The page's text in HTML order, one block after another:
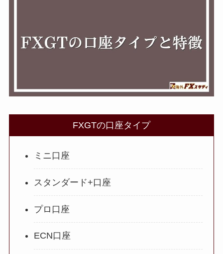
FXGTの口座タイプ
ミニ口座
スタンダード+口座
プロ口座
ECN口座